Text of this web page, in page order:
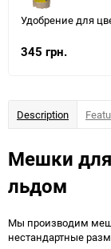
Удобрение для
345 грн.
Description
Мешки для
льдом
Мы производим
нестандартные